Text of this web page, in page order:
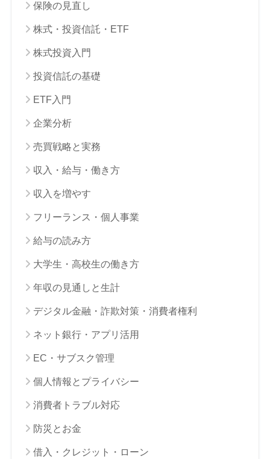
保険の見直し
株式・投資信託・ETF
株式投資入門
投資信託の基礎
ETF入門
企業分析
売買戦略と実務
収入・給与・働き方
収入を増やす
フリーランス・個人事業
給与の読み方
大学生・高校生の働き方
年収の見通しと生計
デジタル金融・詐欺対策・消費者権利
ネット銀行・アプリ活用
EC・サブスク管理
個人情報とプライバシー
消費者トラブル対応
防災とお金
借入・クレジット・ローン